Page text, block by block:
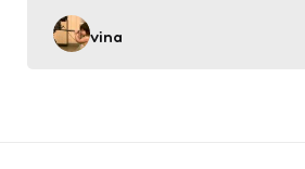
Posted
vina